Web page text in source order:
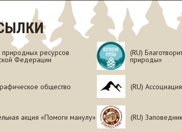
природных ресурсов
Федерации
(RU)
природы»
общество (RU)
акция «Помоги манулу» (RU)